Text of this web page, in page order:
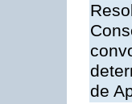
de